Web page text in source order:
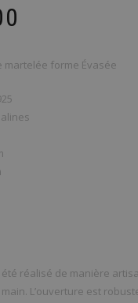
martelée forme Évasée
réalisé de manière
L’ouverture est